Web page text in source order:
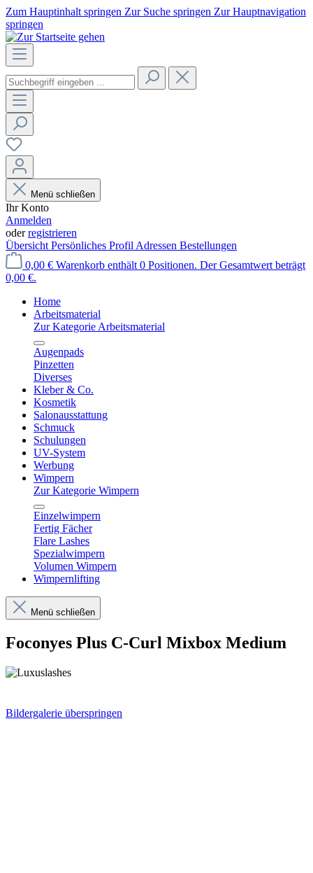
Zum Hauptinhalt springen Zur Suche springen Zur Hauptnavigation
springen
Menü schließen
Ihr Konto
Anmelden
oderregistrieren
Übersicht Persönliches Profil Adressen Bestellungen
0,00 € Warenkorb enthält 0 Positionen. Der Gesamtwert beträgt
0,00 €.
Home
Arbeitsmaterial
Zur Kategorie Arbeitsmaterial
Augenpads
Pinzetten
Diverses
Kleber & Co.
Kosmetik
Salonausstattung
Schmuck
Schulungen
UV-System
Werbung
Wimpern
Zur Kategorie Wimpern
Einzelwimpern
Fertig Fächer
Flare Lashes
Spezialwimpern
Volumen Wimpern
Wimpernlifting
Menü schließen
Foconyes Plus C-Curl Mixbox Medium
Bildergalerie überspringen